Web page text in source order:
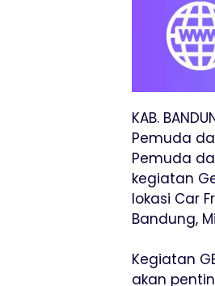
KAB.
Pemuda
Pemuda
kegiatan
lokasi Car
Bandung,
Kegiatan
akan